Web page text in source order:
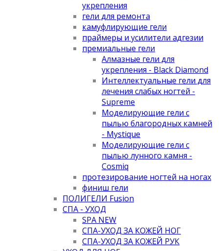
укрепления
гели для ремонта
камуфлирующие гели
праймеры и усилители адгезии
премиальные гели
Алмазные гели для
укрепления - Black Diamond
Интеллектуальные гели для
лечения слабых ногтей -
Supreme
Моделирующие гели с
пылью благородных камней
- Mystique
Моделирующие гели с
пылью лунного камня -
Cosmiq
протезирование ногтей на ногах
финиш гели
ПОЛИГЕЛИ Fusion
СПА - УХОД
SPA NEW
СПА-УХОД ЗА КОЖЕЙ НОГ
СПА-УХОД ЗА КОЖЕЙ РУК